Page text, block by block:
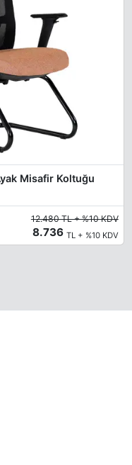
Misafir Koltuğu
12.480 TL + %10 KDV
8.736 TL + %10 KDV